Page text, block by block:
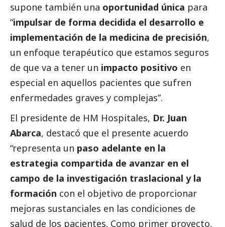
supone también una oportunidad única para
“impulsar de forma decidida el desarrollo e
implementación de la medicina de precisión,
un enfoque terapéutico que estamos seguros
de que va a tener un impacto positivo en
especial en aquellos pacientes que sufren
enfermedades graves y complejas”.
El presidente de HM Hospitales, Dr. Juan
Abarca, destacó que el presente acuerdo
“representa un paso adelante en la
estrategia compartida de avanzar en el
campo de la investigación traslacional y la
formación con el objetivo de proporcionar
mejoras sustanciales en las condiciones de
salud de los pacientes. Como primer proyecto,